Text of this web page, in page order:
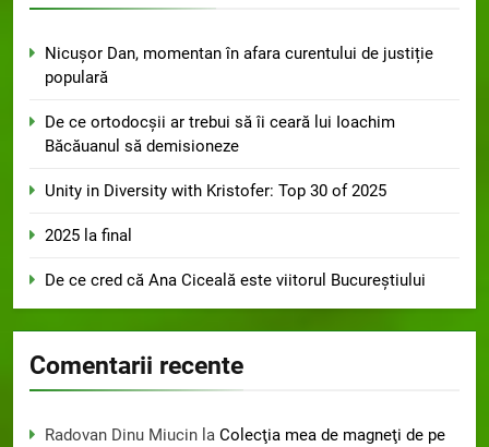
Nicușor Dan, momentan în afara curentului de justiție
populară
De ce ortodocșii ar trebui să îi ceară lui Ioachim
Băcăuanul să demisioneze
Unity in Diversity with Kristofer: Top 30 of 2025
2025 la final
De ce cred că Ana Ciceală este viitorul Bucureștiului
Comentarii recente
Radovan Dinu Miucin la Colecţia mea de magneţi de pe